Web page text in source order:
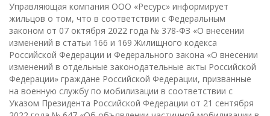
Управляющая компания ООО «Ресурс» информирует
жильцов о том, что в соответствии с Федеральным
законом от 07 октября 2022 года № 378-ФЗ «О внесении
изменений в статьи 166 и 169 Жилищного кодекса
Российской Федерации и Федерального закона «О внесении
изменений в отдельные законодательные акты Российской
Федерации» граждане Российской Федерации, призванные
на военную службу по мобилизации в соответствии с
Указом Президента Российской Федерации от 21 сентября